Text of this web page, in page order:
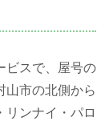
ビスで、屋号の
山市の北側から
リンナイ・パロ